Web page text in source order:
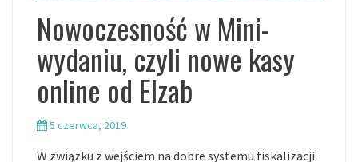
Nowoczesność w Mini-
wydaniu, czyli nowe kasy
online od Elzab
5 czerwca, 2019
W związku z wejściem na dobre systemu fiskalizacji